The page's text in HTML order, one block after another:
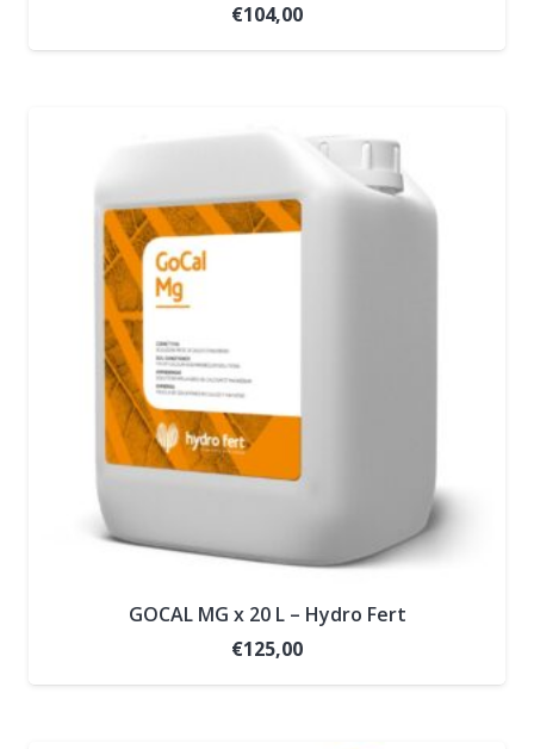
€104,00
GOCAL MG x 20 L – Hydro Fert
€125,00